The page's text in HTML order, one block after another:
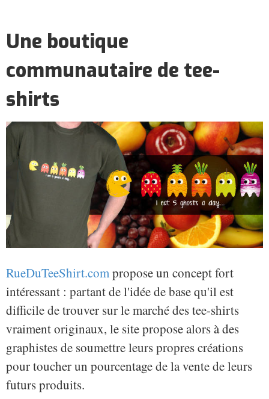
Une boutique
communautaire de tee-
shirts
RueDuTeeShirt.compropose un concept fort
intéressant : partant de l'idée de base qu'il est
difficile de trouver sur le marché des tee-shirts
vraiment originaux, le site propose alors à des
graphistes de soumettre leurs propres créations
pour toucher un pourcentage de la vente de leurs
futurs produits.